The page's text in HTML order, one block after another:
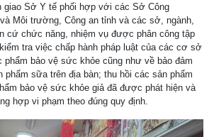
giao Sở Y tế phối hợp với các Sở Công
Môi trường, Công an tỉnh và các sở, ngành,
cứ chức năng, nhiệm vụ được phân công tập
tra việc chấp hành pháp luật của các cơ sở
phẩm bảo vệ sức khỏe cũng như về bảo đảm
phẩm sữa trên địa bàn; thu hồi các sản phẩm
bảo vệ sức khỏe giả đã được phát hiện và
hợp vi phạm theo đúng quy định.